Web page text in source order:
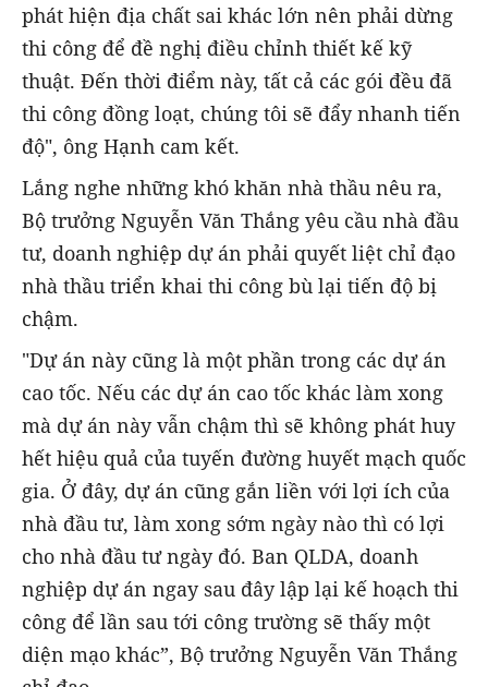
phát hiện địa chất sai khác lớn nên phải dừng
thi công để đề nghị điều chỉnh thiết kế kỹ
thuật. Đến thời điểm này, tất cả các gói đều đã
thi công đồng loạt, chúng tôi sẽ đẩy nhanh tiến
độ", ông Hạnh cam kết.
Lắng nghe những khó khăn nhà thầu nêu ra,
Bộ trưởng Nguyễn Văn Thắng yêu cầu nhà đầu
tư, doanh nghiệp dự án phải quyết liệt chỉ đạo
nhà thầu triển khai thi công bù lại tiến độ bị
chậm.
"Dự án này cũng là một phần trong các dự án
cao tốc. Nếu các dự án cao tốc khác làm xong
mà dự án này vẫn chậm thì sẽ không phát huy
hết hiệu quả của tuyến đường huyết mạch quốc
gia. Ở đây, dự án cũng gắn liền với lợi ích của
nhà đầu tư, làm xong sớm ngày nào thì có lợi
cho nhà đầu tư ngày đó. Ban QLDA, doanh
nghiệp dự án ngay sau đây lập lại kế hoạch thi
công để lần sau tới công trường sẽ thấy một
diện mạo khác”, Bộ trưởng Nguyễn Văn Thắng